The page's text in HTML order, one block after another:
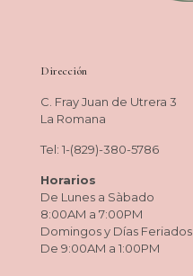
Dirección
C. Fray Juan de Utrera 3
La Romana
Tel: 1-(829)-380-5786
Horarios
De Lunes a Sàbado
8:00AM a 7:00PM
Domingos y Días Feriados
De 9:00AM a 1:00PM